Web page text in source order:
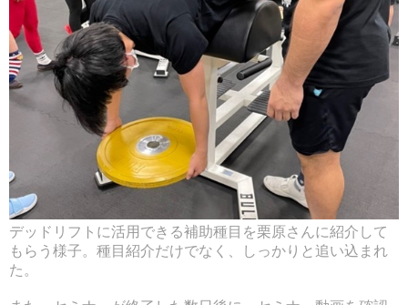
デッドリフトに活用できる補助種目を栗原さんに紹介して
もらう様子。種目紹介だけでなく、しっかりと追い込まれ
た。